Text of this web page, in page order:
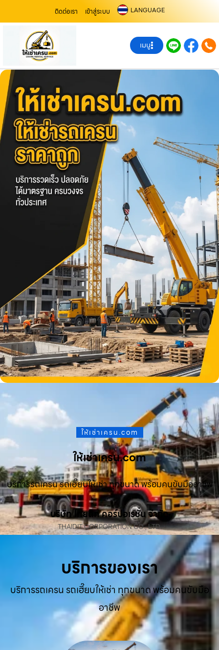
ติดต่อเรา เข้าสู่ระบบ LANGUAGE
เมนู
ให้เช่าเครน.com
ให้เช่าเครน.com
บริการรถเครน รถเฮี๊ยบให้เช่า ทุกขนาด พร้อมคนขับมืออาชีพ
บริษัท ไทยดิท คอร์ปอเรชั่น จำกัด
THAIDIT CORPORATION CO., LTD.
บริการของเรา
บริการรถเครน รถเฮี๊ยบให้เช่า ทุกขนาด พร้อมคนขับมือ
อาชีพ